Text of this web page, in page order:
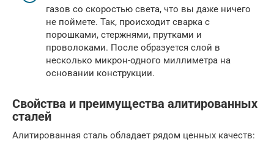
газов со скоростью света, что вы даже ничего
не поймете. Так, происходит сварка с
порошками, стержнями, прутками и
проволоками. После образуется слой в
несколько микрон-одного миллиметра на
основании конструкции.
Свойства и преимущества алитированных
сталей
Алитированная сталь обладает рядом ценных качеств: